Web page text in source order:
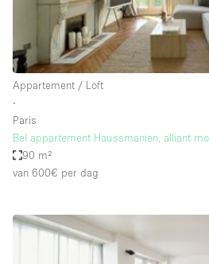
Vergaderruimte
Vrachtwagen
Winkel delen
Kenmerken ruimte
Animals Friendly
Audio- en videoapparatuur
Appartement / Loft
∙
Paris
Bel appartement Haussmanien, alliant
90 m²
van 600€ per dag